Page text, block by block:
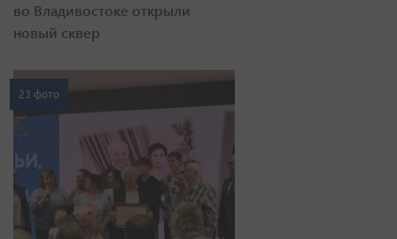
во Владивостоке открыли
новый сквер
23 фото